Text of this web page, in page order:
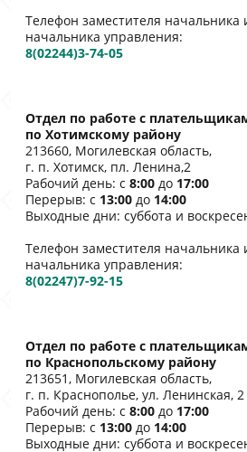
Телефон заместителя начальника
начальника управления:
8(02244)3-74-05
Отдел по работе с
по Хотимскому району
213660, Могилевская область,
г. п. Хотимск, пл. Ленина,2
Рабочий день: с 8:00 до 17:00
Перерыв: с 13:00 до 14:00
Выходные дни: суббота и
Телефон заместителя начальника
начальника управления:
8(02247)7-92-15
Отдел по работе с
по Краснопольскому району
213651, Могилевская область,
г. п. Краснополье, ул. Ленинская, 2
Рабочий день: с 8:00 до 17:00
Перерыв: с 13:00 до 14:00
Выходные дни: суббота и